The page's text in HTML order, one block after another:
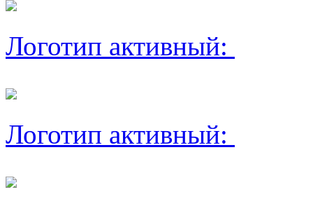
Логотип активный:
Логотип активный: